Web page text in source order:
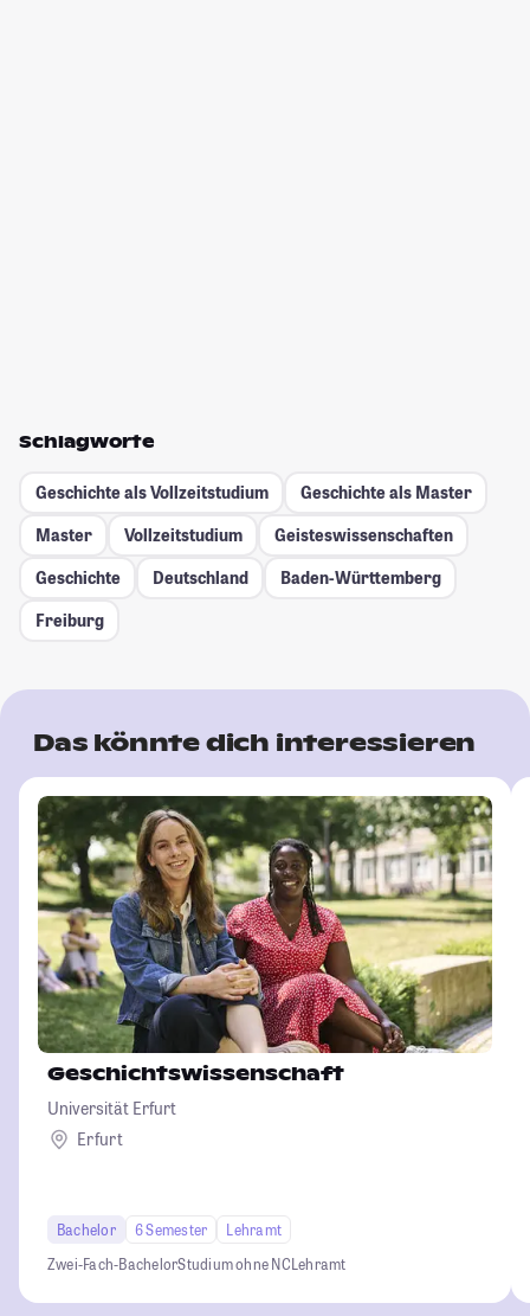
Schlagworte
Geschichte als Vollzeitstudium
Geschichte als Master
Master
Vollzeitstudium
Geisteswissenschaften
Geschichte
Deutschland
Baden-Württemberg
Freiburg
Das könnte dich interessieren
Geschichtswissenschaft
Universität Erfurt
Erfurt
Bachelor 6 Semester
Lehramt
Zwei-Fach-BachelorStudium ohne NCLehramt